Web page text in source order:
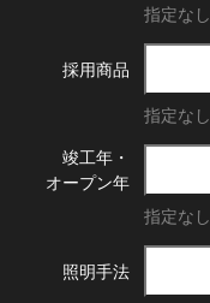
指定なし
採用商品
指定なし
竣工年・
オープン年
指定なし
照明手法